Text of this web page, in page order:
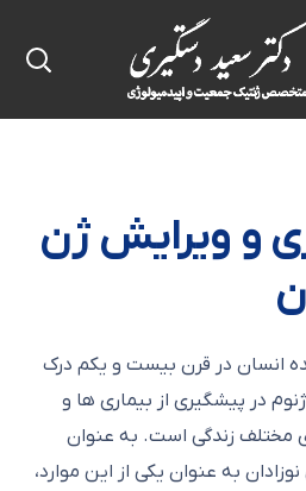
و ویرایش ژن
انسان در قرن بیست و یکم درک
در پیشگیری از بیماری ها و
مختلف زندگی است. به عنوان
به عنوان یکی از این موارد،